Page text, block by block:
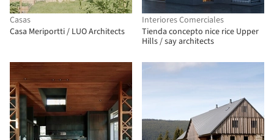
Casas
Casa Meriportti / LUO Architects
Interiores Comerciales
Tienda concepto nice rice Upper
Hills / say architects